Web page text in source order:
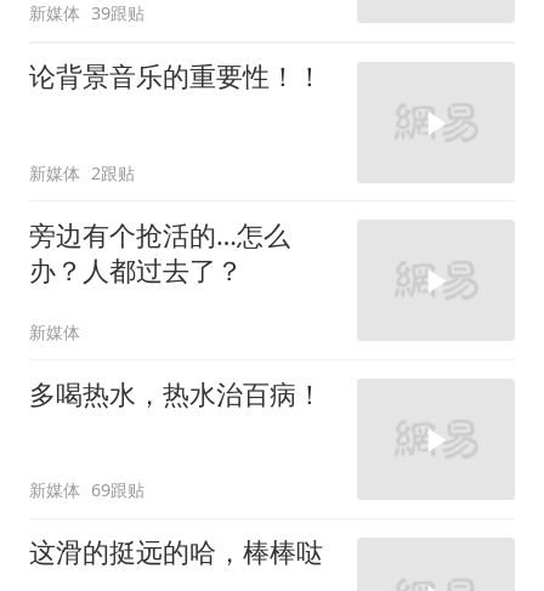
新媒体 39跟贴
论背景音乐的重要性！！
新媒体 2跟贴
旁边有个抢活的…怎么
办？人都过去了？
新媒体
多喝热水，热水治百病！
新媒体 69跟贴
这滑的挺远的哈，棒棒哒